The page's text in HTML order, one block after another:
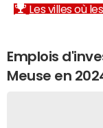
Les villes où
Emplois
Meuse en